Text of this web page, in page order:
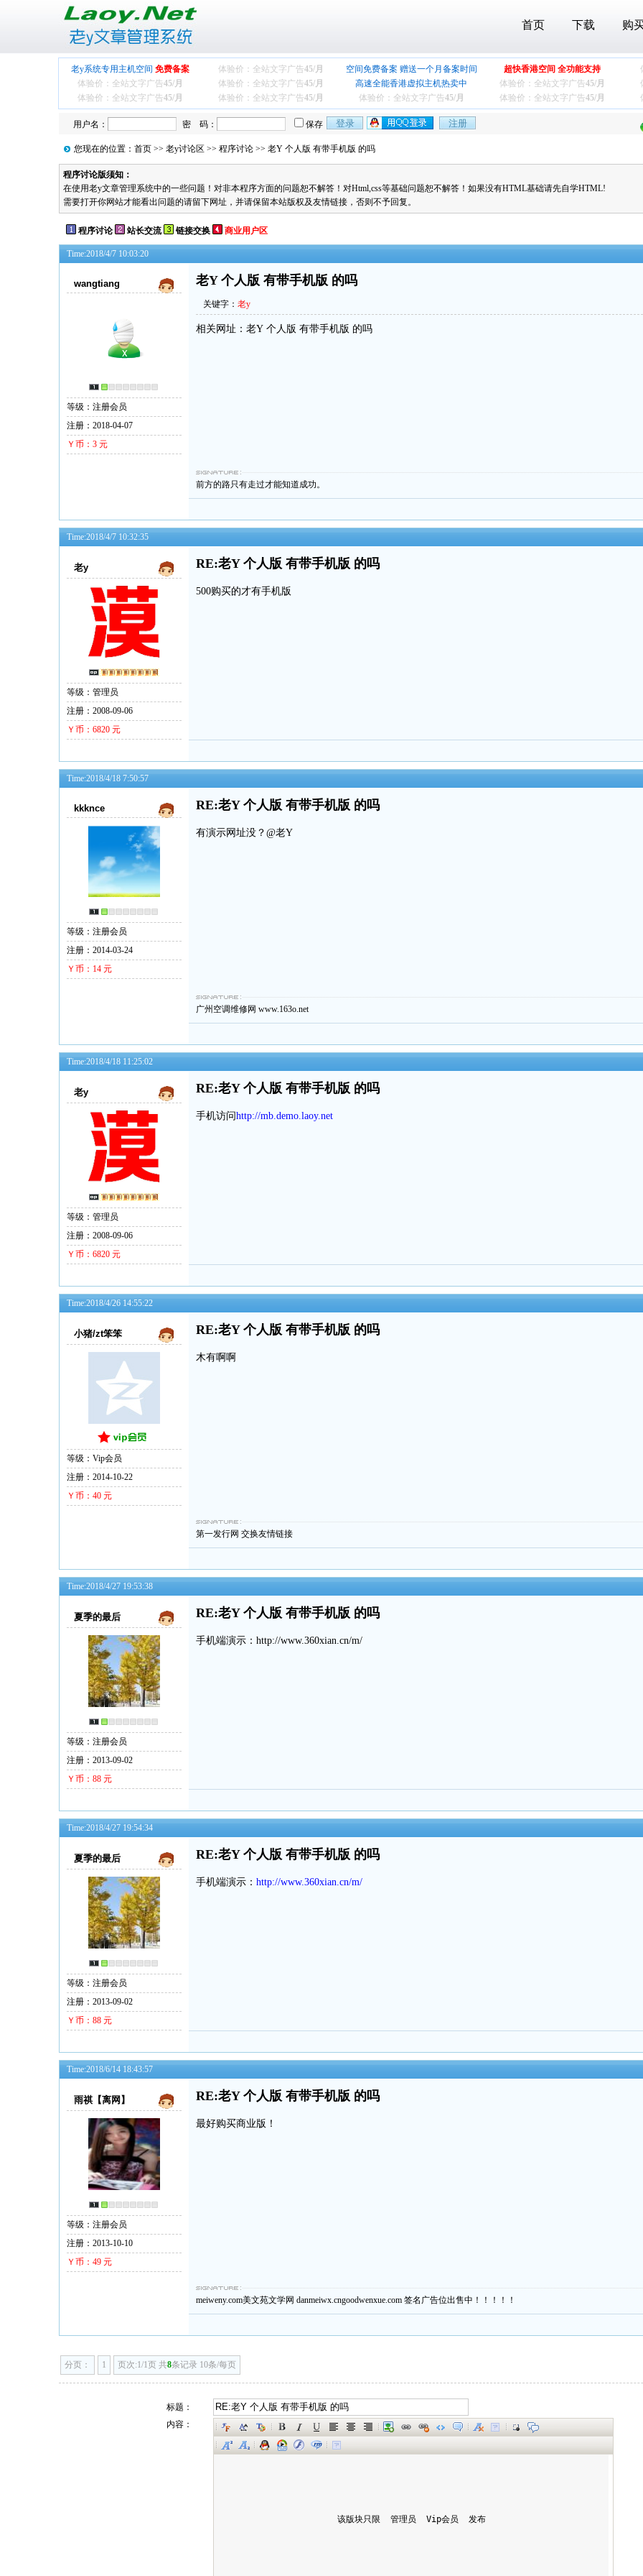
首页 下载 购
老y系统专用主机空间 免费备案 体验价：全站文字广告45/月 空间免费备案 赠送一个月备案时间 超快香港空间 全功能支持
体验价：全站文字广告45/月 体验价：全站文字广告45/月 高速全能香港虚拟主机热卖中 体验价：全站文字广告45/月
体验价：全站文字广告45/月 体验价：全站文字广告45/月 体验价：全站文字广告45/月 体验价：全站文字广告45/月
用户名： 密 码： 保存
您现在的位置： 首页 >> 老y讨论区 >> 程序讨论 >> 老Y 个人版 有带手机版 的吗
程序讨论版须知：
在使用老y文章管理系统中的一些问题！对非本程序方面的问题恕不解答！对Html,css等基础问题恕不解答！如果没有HTML基础请先自学HTML!
需要打开你网站才能看出问题的请留下网址，并请保留本站版权及友情链接，否则不予回复。
程序讨论 站长交流 链接交换 商业用户区
Time:2018/4/7 10:03:20
wangtiang
等级：注册会员
注册：2018-04-07
Ｙ币：3 元
老Y 个人版 有带手机版 的吗
关键字： 老y
相关网址：老Y 个人版 有带手机版 的吗
前方的路只有走过才能知道成功。
Time:2018/4/7 10:32:35
老y
等级：管理员
注册：2008-09-06
Ｙ币：6820 元
RE:老Y 个人版 有带手机版 的吗
500购买的才有手机版
Time:2018/4/18 7:50:57
kkknce
等级：注册会员
注册：2014-03-24
Ｙ币：14 元
RE:老Y 个人版 有带手机版 的吗
有演示网址没？@老Y
广州空调维修网 www.163o.net
Time:2018/4/18 11:25:02
老y
等级：管理员
注册：2008-09-06
Ｙ币：6820 元
RE:老Y 个人版 有带手机版 的吗
手机访问http://mb.demo.laoy.net
Time:2018/4/26 14:55:22
小猪/zt笨笨
等级：Vip会员
注册：2014-10-22
Ｙ币：40 元
RE:老Y 个人版 有带手机版 的吗
木有啊啊
第一发行网 交换友情链接
Time:2018/4/27 19:53:38
夏季的最后
等级：注册会员
注册：2013-09-02
Ｙ币：88 元
RE:老Y 个人版 有带手机版 的吗
手机端演示：http://www.360xian.cn/m/
Time:2018/4/27 19:54:34
夏季的最后
等级：注册会员
注册：2013-09-02
Ｙ币：88 元
RE:老Y 个人版 有带手机版 的吗
手机端演示： http://www.360xian.cn/m/
Time:2018/6/14 18:43:57
雨祺【离网】
等级：注册会员
注册：2013-10-10
Ｙ币：49 元
RE:老Y 个人版 有带手机版 的吗
最好购买商业版！
meiweny.com美文苑文学网 danmeiwx.cngoodwenxue.com 签名广告位出售中！！！！！
分页： 1 页次:1/1页 共8条记录 10条/每页
标题：
内容：